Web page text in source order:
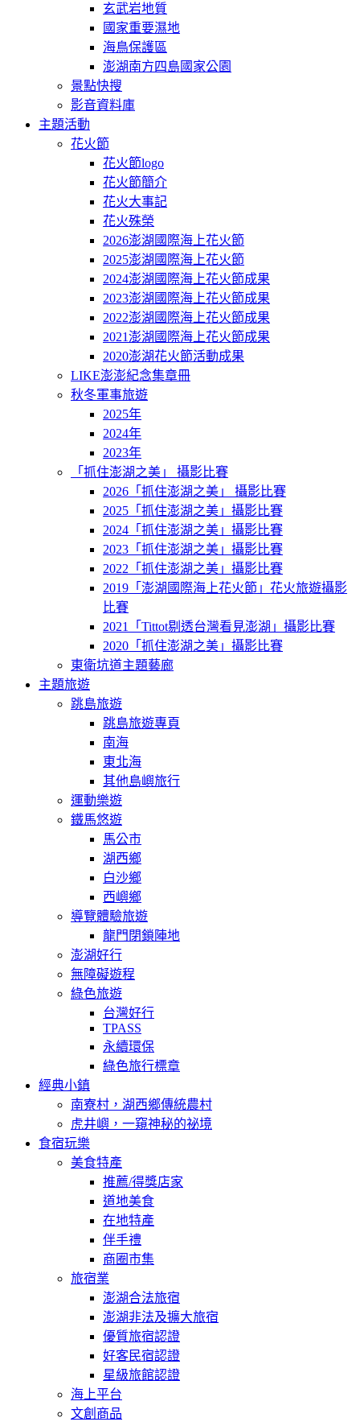
玄武岩地質
國家重要濕地
海鳥保護區
澎湖南方四島國家公園
景點快搜
影音資料庫
主題活動
花火節
花火節logo
花火節簡介
花火大事記
花火殊榮
2026澎湖國際海上花火節
2025澎湖國際海上花火節
2024澎湖國際海上花火節成果
2023澎湖國際海上花火節成果
2022澎湖國際海上花火節成果
2021澎湖國際海上花火節成果
2020澎湖花火節活動成果
LIKE澎澎紀念集章冊
秋冬軍事旅遊
2025年
2024年
2023年
「抓住澎湖之美」 攝影比賽
2026「抓住澎湖之美」 攝影比賽
2025「抓住澎湖之美」攝影比賽
2024「抓住澎湖之美」攝影比賽
2023「抓住澎湖之美」攝影比賽
2022「抓住澎湖之美」攝影比賽
2019「澎湖國際海上花火節」花火旅遊攝影
比賽
2021「Tittot剔透台灣看見澎湖」攝影比賽
2020「抓住澎湖之美」攝影比賽
東衛坑道主題藝廊
主題旅遊
跳島旅遊
跳島旅遊專頁
南海
東北海
其他島嶼旅行
運動樂遊
鐵馬悠遊
馬公市
湖西鄉
白沙鄉
西嶼鄉
導覽體驗旅遊
龍門閉鎖陣地
澎湖好行
無障礙遊程
綠色旅遊
台灣好行
TPASS
永續環保
綠色旅行標章
經典小鎮
南寮村，湖西鄉傳統農村
虎井嶼，一窺神秘的祕境
食宿玩樂
美食特產
推薦/得獎店家
道地美食
在地特產
伴手禮
商圈市集
旅宿業
澎湖合法旅宿
澎湖非法及擴大旅宿
優質旅宿認證
好客民宿認證
星級旅館認證
海上平台
文創商品